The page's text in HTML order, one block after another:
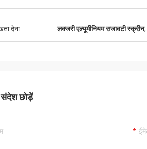
देना लक्जरी एल्यूमीनियम सजावटी स्क्रीन,
छोड़ें